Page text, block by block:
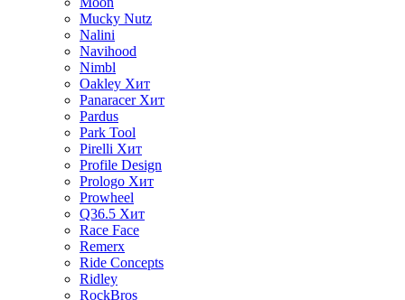
Mucky Nutz
Nalini
Navihood
Nimbl
Oakley Хит
Panaracer Хит
Pardus
Park Tool
Pirelli Хит
Profile Design
Prologo Хит
Prowheel
Q36.5 Хит
Race Face
Remerx
Ride Concepts
Ridley
RockBros